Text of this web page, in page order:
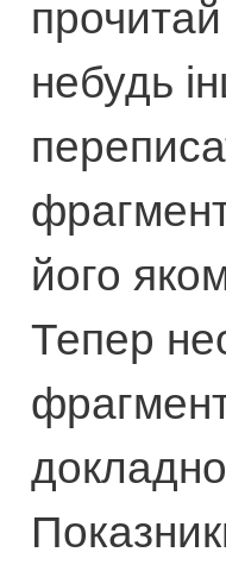
небудь
його
Тепер